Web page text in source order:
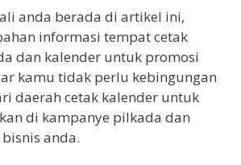
anda berada di artikel ini,
informasi tempat cetak
dan kalender untuk promosi
kamu tidak perlu kebingungan
daerah cetak kalender untuk
di kampanye pilkada dan
anda.